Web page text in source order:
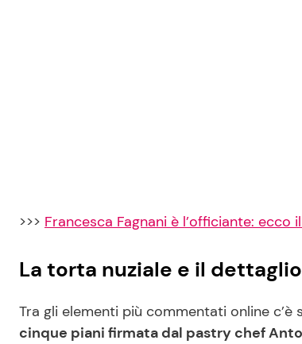
>>> Francesca Fagnani è l’officiante: ecco
La torta nuziale e il
Tra gli elementi più commentati online
cinque piani firmata dal pastry chef